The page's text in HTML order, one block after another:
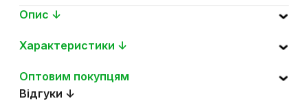
Опис ↓
Характеристики ↓
Оптовим покупцям
Відгуки ↓